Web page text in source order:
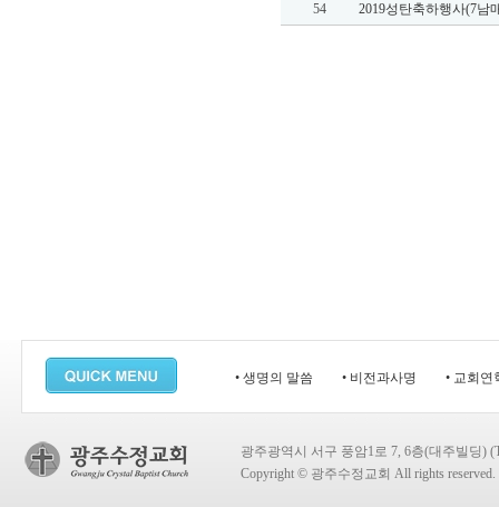
54
2019성탄축하행사(7남
• 생명의 말씀 • 비전과사명 • 교회연
광주광역시 서구 풍암1로 7, 6층(대주빌딩)
Copyright © 광주수정교회 All rights reserved.